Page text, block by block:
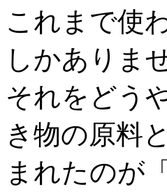
これまで使
しかありま
それをどう
き物の原料
まれたのが